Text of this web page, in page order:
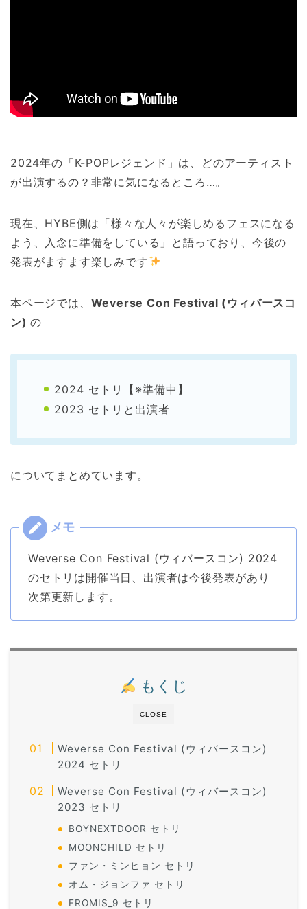
2024年の「K-POPレジェンド」は、どのアーティスト
が出演するの？非常に気になるところ…。
現在、HYBE側は「様々な人々が楽しめるフェスになる
よう、入念に準備をしている」と語っており、今後の
発表がますます楽しみです
本ページでは、 Weverse Con Festival (ウィバースコ
ン)の
2024 セトリ【※準備中】
2023 セトリと出演者
についてまとめています。
Weverse Con Festival (ウィバースコン) 2024
のセトリは開催当日、出演者は今後発表があり
次第更新します。
CLOSE
もくじ
Weverse Con Festival (ウィバースコン)
2024 セトリ
Weverse Con Festival (ウィバースコン)
2023 セトリ
BOYNEXTDOOR セトリ
MOONCHILD セトリ
ファン・ミンヒョン セトリ
オム・ジョンファ セトリ
FROMIS_9 セトリ